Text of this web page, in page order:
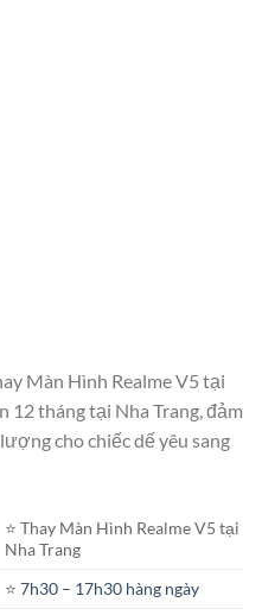
Màn Hình Realme V5 tại
12 tháng tại Nha Trang, đảm
cho chiếc dế yêu sang
⭐️ Thay Màn Hình Realme V5 tại
Nha Trang
⭐️7h30 – 17h30 hàng ngày